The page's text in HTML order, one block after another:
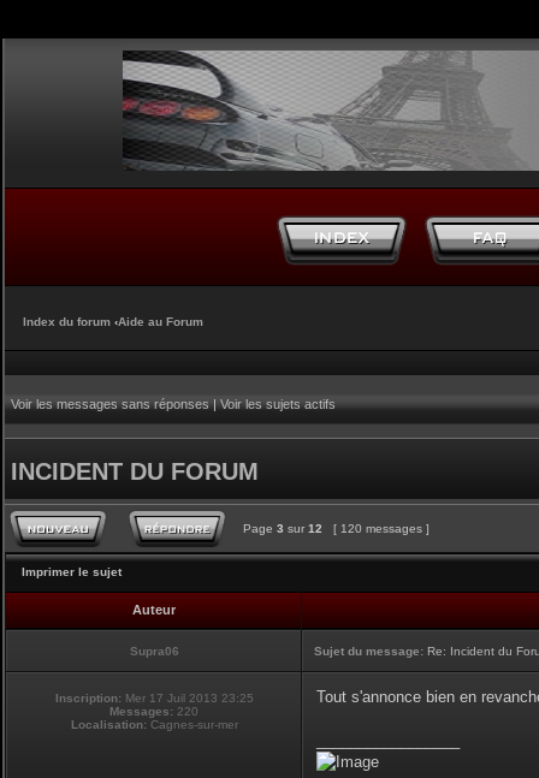
Index du forum ‹Aide au Forum
Voir les messages sans réponses|Voir les sujets actifs
INCIDENT DU FORUM
Page 3 sur 12 [ 120 messages ]
Imprimer le sujet
Auteur
Supra06 Sujet du message: Re: Incident du
Inscription: Mer 17 Juil 2013 23:25
Messages: 220
Localisation:Cagnes-sur-mer
Tout s'annonce bien en